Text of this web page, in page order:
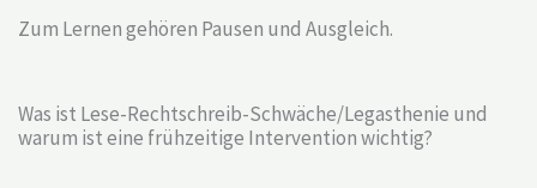
Zum Lernen gehören Pausen und Ausgleich.
Was ist Lese-Rechtschreib-Schwäche/Legasthenie und
warum ist eine frühzeitige Intervention wichtig?